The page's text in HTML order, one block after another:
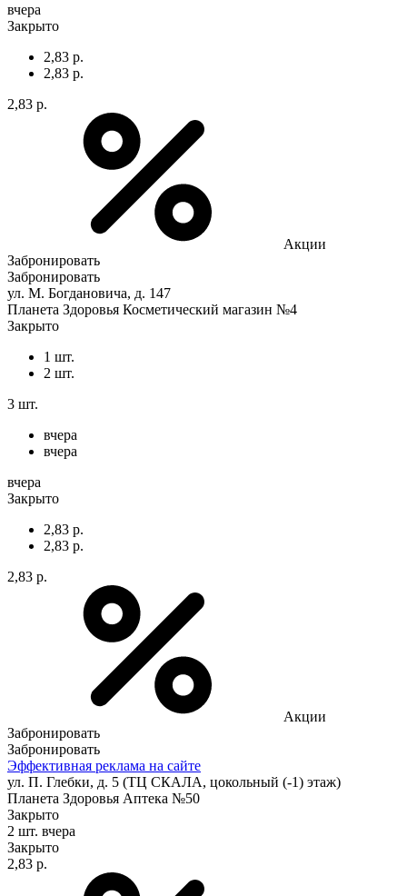
вчера
Закрыто
2,83 р.
2,83 р.
2,83 р.
Акции
Забронировать
Забронировать
ул. М. Богдановича, д. 147
Планета Здоровья Косметический магазин №4
Закрыто
1 шт.
2 шт.
3 шт.
вчера
вчера
вчера
Закрыто
2,83 р.
2,83 р.
2,83 р.
Акции
Забронировать
Забронировать
Эффективная реклама на сайте
ул. П. Глебки, д. 5 (ТЦ СКАЛА, цокольный (-1) этаж)
Планета Здоровья Аптека №50
Закрыто
2 шт. вчера
Закрыто
2,83 р.